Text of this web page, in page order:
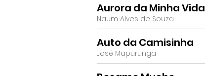
Aurora da Minha Vida
Naum Alves de Souza
Auto da Camisinha
José Mapurunga